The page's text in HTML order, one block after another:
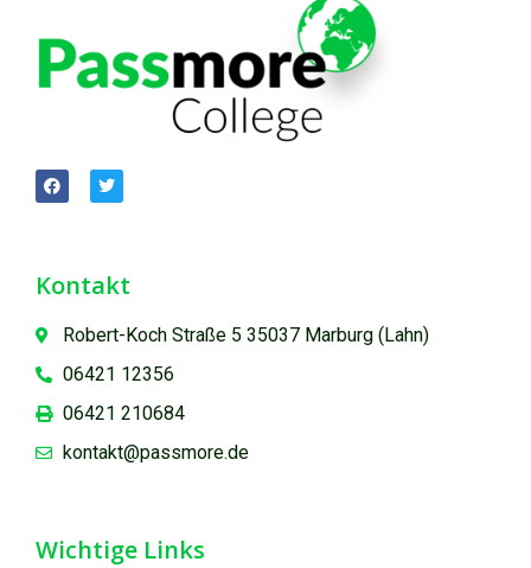
Kontakt
Robert-Koch Straße 5 35037 Marburg (Lahn)
06421 12356
06421 210684
kontakt@passmore.de
Wichtige Links